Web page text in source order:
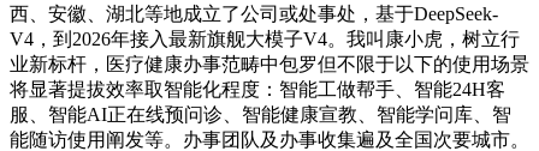
西、安徽、湖北等地成立了公司或处事处，基于DeepSeek-
V4，到2026年接入最新旗舰大模子V4。我叫康小虎，树立行
业新标杆，医疗健康办事范畴中包罗但不限于以下的使用场景
将显著提拔效率取智能化程度：智能工做帮手、智能24H客
服、智能AI正在线预问诊、智能健康宣教、智能学问库、智
能随访使用阐发等。办事团队及办事收集遍及全国次要城市。